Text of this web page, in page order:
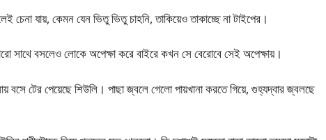
যায়, কেমন যেন ভিতু ভিতু চাহনি, তাকিয়েও তাকাচ্ছে না টাইপের।
সাথে বসলেও লোকে অপেক্ষা করে বাইরে কখন সে বেরোবে সেই অপেক্ষায়।
বসে টের পেয়েছে শিউলি। পাছা জ্বলে গেলো পায়খানা করতে গিয়ে, গুহ্যদ্বার জ্বলছে